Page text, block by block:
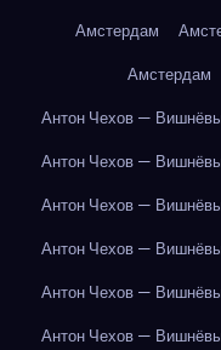
Амстердам
Амстердам
Антон Чехов —
Антон Чехов —
Антон Чехов —
Антон Чехов —
Антон Чехов —
Антон Чехов —